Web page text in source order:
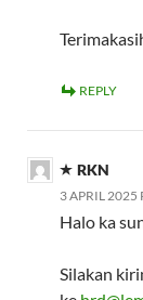
REPLY
RKN
3 APRIL 2025
Halo ka
Silakan